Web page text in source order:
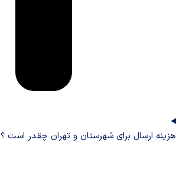
هزینه ارسال برای شهرستان و تهران چقدر است ؟